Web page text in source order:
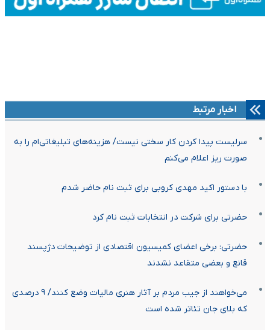
اخبار مرتبط
سرلیست پیدا کردن کار سختی نیست/ هزینه‌های تبلیغاتی‌ام را به
صورت ریز اعلام می‌کنم
با دستور اکید مهدی کروبی برای ثبت نام حاضر شدم
حضرتی برای شرکت در انتخابات ثبت نام کرد
حضرتی: برخی اعضای کمیسیون اقتصادی از توضیحات دژپسند
قانع و بعضی متقاعد نشدند
می‌خواهند از جیب مردم بر آثار هنری مالیات وضع کنند/ ۹ درصدی
که بلای جان تئاتر شده است